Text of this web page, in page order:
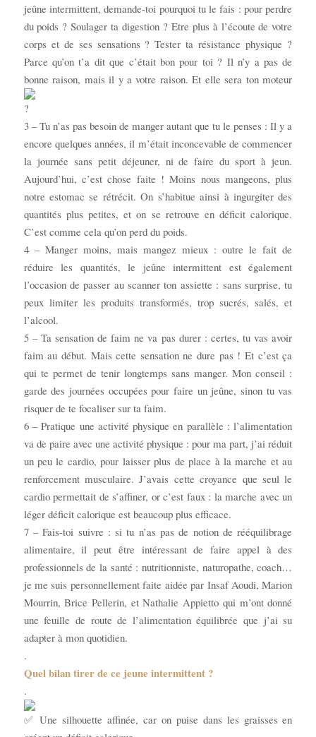
jeûne intermittent, demande-toi pourquoi tu le fais : pour perdre
du poids ? Soulager ta digestion ? Etre plus à l’écoute de votre
corps et de ses sensations ? Tester ta résistance physique ?
Parce qu’on t’a dit que c’était bon pour toi ? Il n’y a pas de
bonne raison, mais il y a votre raison. Et elle sera ton moteur
3 – Tu n’as pas besoin de manger autant que tu le penses : Il y a
encore quelques années, il m’était inconcevable de commencer
la journée sans petit déjeuner, ni de faire du sport à jeun.
Aujourd’hui, c’est chose faite ! Moins nous mangeons, plus
notre estomac se rétrécit. On s’habitue ainsi à ingurgiter des
quantités plus petites, et on se retrouve en déficit calorique.
C’est comme cela qu’on perd du poids.
4 – Manger moins, mais mangez mieux : outre le fait de
réduire les quantités, le jeûne intermittent est également
l’occasion de passer au scanner ton assiette : sans surprise, tu
peux limiter les produits transformés, trop sucrés, salés, et
l’alcool.
5 – Ta sensation de faim ne va pas durer : certes, tu vas avoir
faim au début. Mais cette sensation ne dure pas ! Et c’est ça
qui te permet de tenir longtemps sans manger. Mon conseil :
garde des journées occupées pour faire un jeûne, sinon tu vas
risquer de te focaliser sur ta faim.
6 – Pratique une activité physique en parallèle : l’alimentation
va de paire avec une activité physique : pour ma part, j’ai réduit
un peu le cardio, pour laisser plus de place à la marche et au
renforcement musculaire. J’avais cette croyance que seul le
cardio permettait de s’affiner, or c’est faux : la marche avec un
léger déficit calorique est beaucoup plus efficace.
7 – Fais-toi suivre : si tu n’as pas de notion de rééquilibrage
alimentaire, il peut être intéressant de faire appel à des
professionnels de la santé : nutritionniste, naturopathe, coach…
je me suis personnellement faite aidée par Insaf Aoudi, Marion
Mourrin, Brice Pellerin, et Nathalie Appietto qui m’ont donné
une feuille de route de l’alimentation équilibrée que j’ai su
adapter à mon quotidien.
.
Quel bilan tirer de ce jeune intermittent ?
.
Une silhouette affinée, car on puise dans les graisses en